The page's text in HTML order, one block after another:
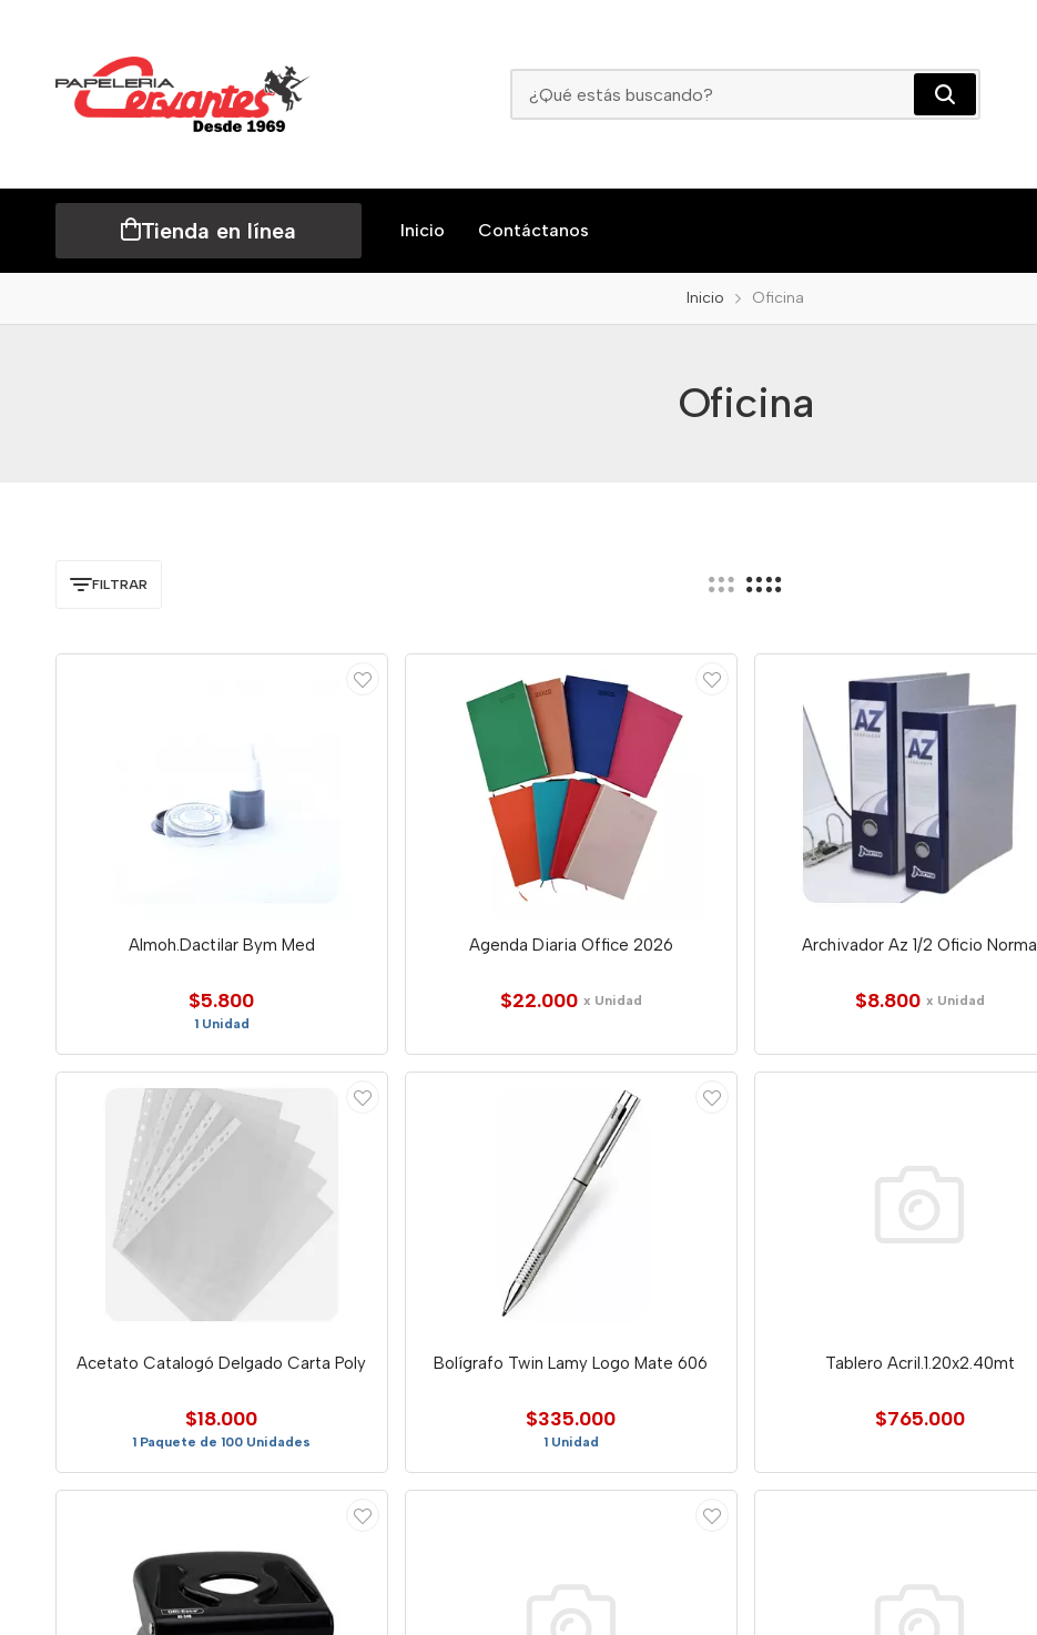
Tienda en línea Inicio Contáctanos
Inicio Oficina
Oficina
FILTRAR
Almoh.Dactilar Bym Med
$5.800
1 Unidad
Agenda Diaria Office 2026
$22.000 x Unidad
Archivador Az 1/2 Oficio Norma
$8.800 x Unidad
Acetato Catalogó Delgado Carta Poly
$18.000
1 Paquete de 100 Unidades
Bolígrafo Twin Lamy Logo Mate 606
$335.000
1 Unidad
Tablero Acril.1.20x2.40mt
$765.000